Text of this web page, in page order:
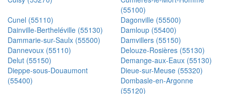
(55100)
Cunel (55110)
Dagonville (55500)
Dainville-Bertheléville (55130)
Damloup (55400)
Dammarie-sur-Saulx (55500)
Damvillers (55150)
Dannevoux (55110)
Delouze-Rosières (55130)
Delut (55150)
Demange-aux-Eaux (55130)
Dieppe-sous-Douaumont
(55400)
Dieue-sur-Meuse (55320)
Dombasle-en-Argonne
(55120)